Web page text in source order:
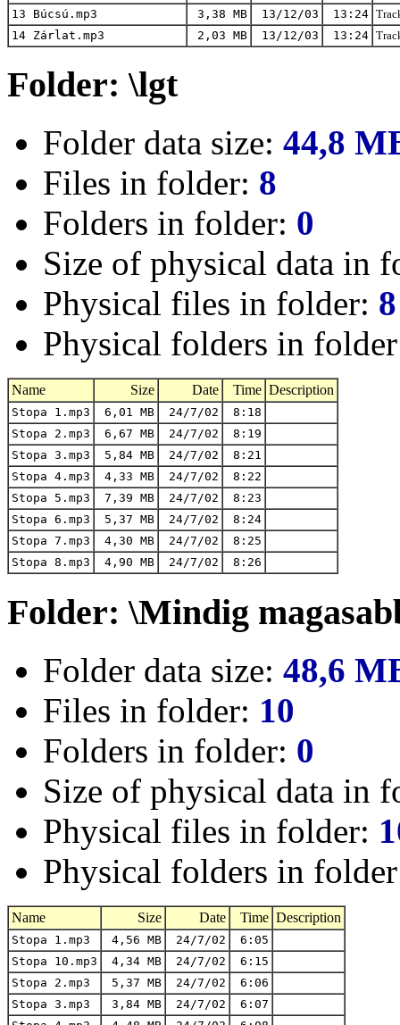
13 Búcsú.mp3
3,38 MB 13/12/03 13:24
14 Zárlat.mp3
2,03 MB 13/12/03 13:24
Folder: \lgt
Folder data size: 44,8
Files in folder: 8
Folders in folder: 0
Size of physical data in
Physical files in folder: 8
Physical folders in
Name Size Date Time Description
Stopa 1.mp3 6,01 MB 24/7/02
8:18
Stopa 2.mp3
6,67 MB 24/7/02
8:19
Stopa 3.mp3
5,84 MB 24/7/02
8:21
Stopa 4.mp3
4,33 MB 24/7/02
8:22
Stopa 5.mp3
7,39 MB 24/7/02
8:23
Stopa 6.mp3
5,37 MB 24/7/02
8:24
Stopa 7.mp3
4,30 MB 24/7/02
8:25
Stopa 8.mp3
4,90 MB 24/7/02 8:26
Folder: \Mindig
Folder data size: 48,6
Files in folder: 10
Folders in folder: 0
Size of physical data in
Physical files in folder:
Physical folders in
Name Size Date Time Description
Stopa 1.mp3 4,56 MB 24/7/02
6:05
Stopa 10.mp3
4,34 MB 24/7/02
6:15
Stopa 2.mp3
5,37 MB 24/7/02
6:06
Stopa 3.mp3
3,84 MB 24/7/02
6:07